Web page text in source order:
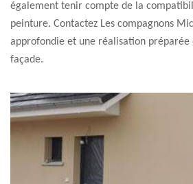
également tenir compte de la
peinture. Contactez Les compagnons
approfondie et une réalisation
façade.